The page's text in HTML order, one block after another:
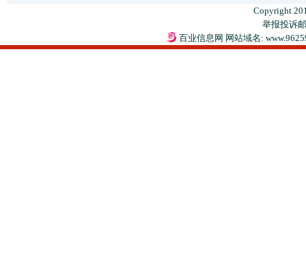
Copyright
举报投诉
百业信息网 网站域名: